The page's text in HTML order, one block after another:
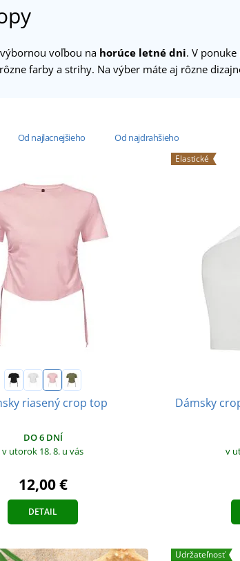
voľbou na horúce letné dni. V
farby a strihy. Na výber máte aj rôzne
Od najlacnejšieho Od najdrahšieho
riasený crop top
DO 6 DNÍ
v utorok 18. 8. u vás
12,00 €
DETAIL
Elastické
Dámsky
v
Udržateľnosť